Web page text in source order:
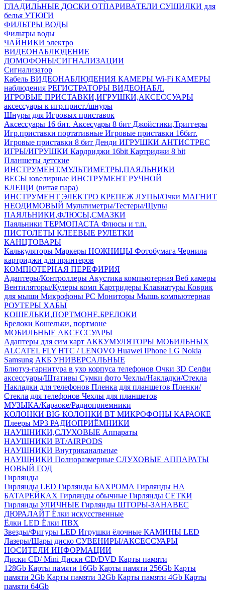
ГЛАДИЛЬНЫЕ ДОСКИ ОТПАРИВАТЕЛИ СУШИЛКИ для
белья УТЮГИ
ФИЛЬТРЫ ВОДЫ
Фильтры воды
ЧАЙНИКИ электро
ВИДЕОНАБЛЮДЕНИЕ
ДОМОФОНЫ/СИГНАЛИЗАЦИИ
Сигнализатор
Кабель ВИДЕОНАБЛЮДЕНИЯ КАМЕРЫ Wi-Fi КАМЕРЫ
наблюдения РЕГИСТРАТОРЫ ВИДЕОНАБЛ.
ИГРОВЫЕ ПРИСТАВКИ,ИГРУШКИ,АКСЕССУАРЫ
аксесcуары к игр.прист./шнуры
Шнуры для Игровых приставок
Аксессуары 16 бит. Аксесуары 8 бит Джойстики,Триггеры
Игр.приставки портативные Игровые приставки 16бит.
Игровые приставки 8 бит Денди ИГРУШКИ АНТИСТРЕС
ИГРЫ/ИГРУШКИ Кардриджи 16bit Картриджи 8 bit
Планшеты детские
ИНСТРУМЕНТ,МУЛЬТИМЕТРЫ,ПАЯЛЬНИКИ
ВЕСЫ ювелирные ИНСТРУМЕНТ РУЧНОЙ
КЛЕЩИ (витая пара)
ИНСТРУМЕНТ ЭЛЕКТРО КРЕПЕЖ ЛУПЫ/Очки МАГНИТ
НЕОДИМОВЫЙ Мультиметры/Тестеры/Щупы
ПАЯЛЬНИКИ,ФЛЮСЫ,СМАЗКИ
Паяльники ТЕРМОПАСТА Флюсы и т.п.
ПИСТОЛЕТЫ КЛЕЕВЫЕ РУЛЕТКИ
КАНЦТОВАРЫ
Калькуляторы Маркеры НОЖНИЦЫ Фотобумага Чернила
картриджи для принтеров
КОМПЮТЕРНАЯ ПЕРЕФИРИЯ
Адаптеры/Контроллеры Акустика компьютерная Веб камеры
Вентиляторы/Кулеры комп Картридеры Клавиатуры Коврик
для мыши Микрофоны PC Мониторы Мышь компьютерная
РОУТЕРЫ ХАБЫ
КОШЕЛЬКИ,ПОРТМОНЕ,БРЕЛОКИ
Брелоки Кошельки, портмоне
МОБИЛЬНЫЕ АКСЕССУАРЫ
Адаптеры для сим карт АККУМУЛЯТОРЫ МОБИЛЬНЫХ
ALCATEL FLY HTC / LENOVO Huawei IPhone LG Nokia
Samsung АКБ УНИВЕРСАЛЬНЫЕ
Блютуз-гарнитура в ухо корпуса телефонов Очки 3D Селфи
аксессуары/Штативы Сумки фото Чехлы/Накладки/Стекла
Накладки для телефонов Пленка для планшетов Пленки/
Стекла для телефонов Чехлы для планшетов
МУЗЫКА/Караоке/Радиоприемники
КОЛОНКИ BIG КОЛОНКИ BT МИКРОФОНЫ КАРАОКЕ
Плееры MP3 РАДИОПРИЁМНИКИ
НАУШНИКИ,СЛУХОВЫЕ Аппараты
НАУШНИКИ BT/AIRPODS
НАУШНИКИ Внутриканальные
НАУШНИКИ Полноразмерные СЛУХОВЫЕ АППАРАТЫ
НОВЫЙ ГОД
Гирлянды
Гирлянды LED Гирлянды БАХРОМА Гирлянды НА
БАТАРЕЙКАХ Гирлянды обычные Гирлянды СЕТКИ
Гирлянды УЛИЧНЫЕ Гирлянды ШТОРЫ-ЗАНАВЕС
ДЮРАЛАЙТ Ёлки искусственные
Ёлки LED Ёлки ПВХ
Звезды/Фигуры LED Игрушки ёлочные КАМИНЫ LED
Лазеры/Шары диско СУВЕНИРЫ/АКСЕССУАРЫ
НОСИТЕЛИ ИНФОРМАЦИИ
Диски CD/ Mini Диски CD/DVD Карты памяти
128Gb Карты памяти 16Gb Карты памяти 256Gb Карты
памяти 2Gb Карты памяти 32Gb Карты памяти 4Gb Карты
памяти 64Gb